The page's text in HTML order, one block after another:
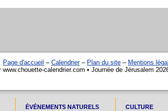
Page d'accueil – Calendrier– Plan du site – Mentions
www.chouette-calendrier.com • Journée de Jérusalem
ÉVÉNEMENTS NATURELS CULTURE